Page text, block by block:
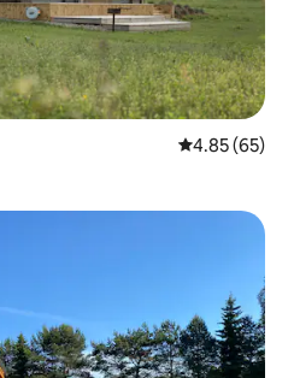
평점 4.85점(5
4.85 (65)